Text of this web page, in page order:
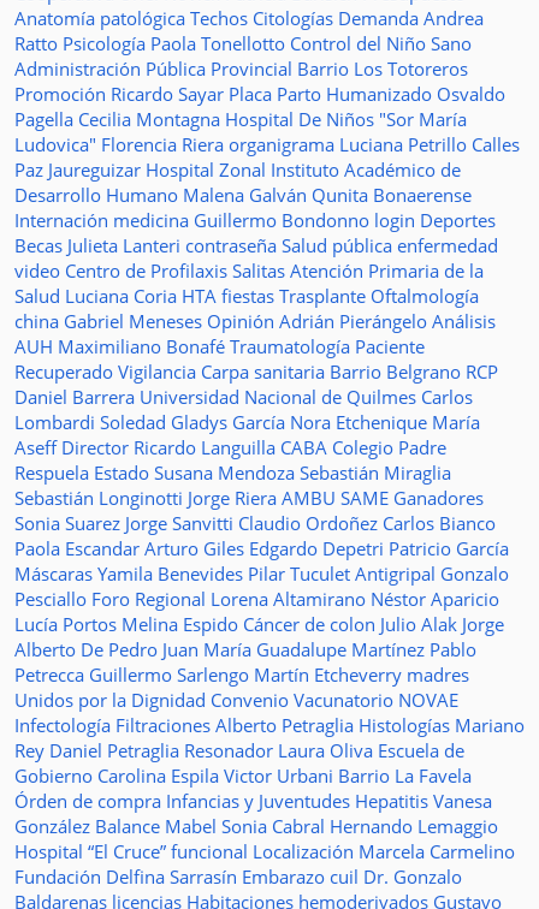
Anatomía patológica Techos Citologías Demanda Andrea
Ratto Psicología Paola Tonellotto Control del Niño Sano
Administración Pública Provincial Barrio Los Totoreros
Promoción Ricardo Sayar Placa Parto Humanizado Osvaldo
Pagella Cecilia Montagna Hospital De Niños "Sor María
Ludovica" Florencia Riera organigrama Luciana Petrillo Calles
Paz Jaureguizar Hospital Zonal Instituto Académico de
Desarrollo Humano Malena Galván Qunita Bonaerense
Internación medicina Guillermo Bondonno login Deportes
Becas Julieta Lanteri contraseña Salud pública enfermedad
video Centro de Profilaxis Salitas Atención Primaria de la
Salud Luciana Coria HTA fiestas Trasplante Oftalmología
china Gabriel Meneses Opinión Adrián Pierángelo Análisis
AUH Maximiliano Bonafé Traumatología Paciente
Recuperado Vigilancia Carpa sanitaria Barrio Belgrano RCP
Daniel Barrera Universidad Nacional de Quilmes Carlos
Lombardi Soledad Gladys García Nora Etchenique María
Aseff Director Ricardo Languilla CABA Colegio Padre
Respuela Estado Susana Mendoza Sebastián Miraglia
Sebastián Longinotti Jorge Riera AMBU SAME Ganadores
Sonia Suarez Jorge Sanvitti Claudio Ordoñez Carlos Bianco
Paola Escandar Arturo Giles Edgardo Depetri Patricio García
Máscaras Yamila Benevides Pilar Tuculet Antigripal Gonzalo
Pesciallo Foro Regional Lorena Altamirano Néstor Aparicio
Lucía Portos Melina Espido Cáncer de colon Julio Alak Jorge
Alberto De Pedro Juan María Guadalupe Martínez Pablo
Petrecca Guillermo Sarlengo Martín Etcheverry madres
Unidos por la Dignidad Convenio Vacunatorio NOVAE
Infectología Filtraciones Alberto Petraglia Histologías Mariano
Rey Daniel Petraglia Resonador Laura Oliva Escuela de
Gobierno Carolina Espila Victor Urbani Barrio La Favela
Órden de compra Infancias y Juventudes Hepatitis Vanesa
González Balance Mabel Sonia Cabral Hernando Lemaggio
Hospital “El Cruce” funcional Localización Marcela Carmelino
Fundación Delfina Sarrasín Embarazo cuil Dr. Gonzalo
Baldarenas licencias Habitaciones hemoderivados Gustavo